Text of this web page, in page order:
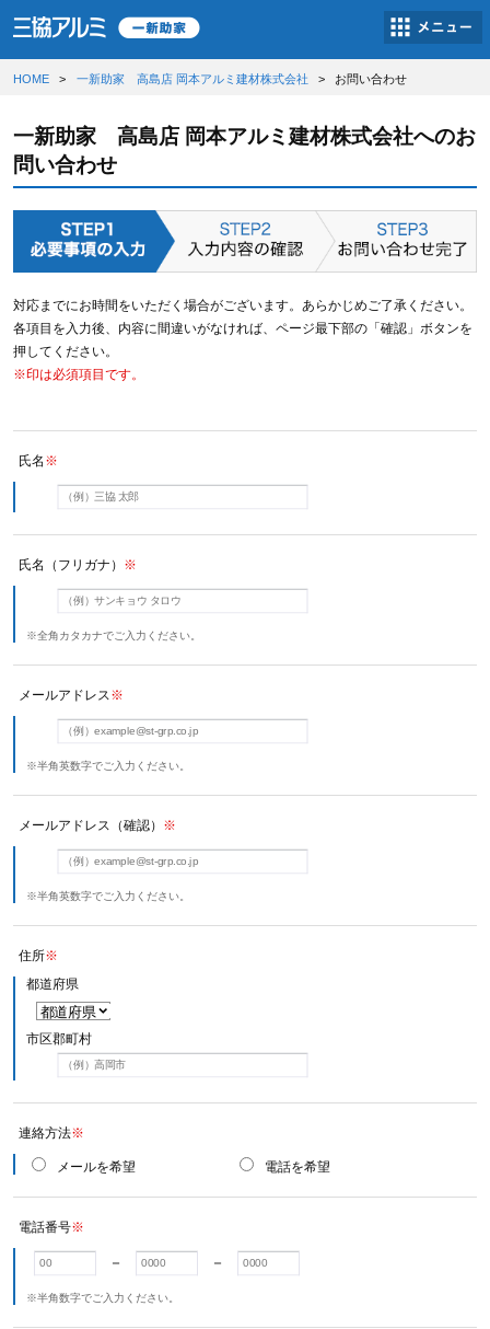
HOME 一新助家 高島店 岡本アルミ建材株式会社 お問い合わせ
一新助家 高島店 岡本アルミ建材株式会社へのお
問い合わせ
対応までにお時間をいただく場合がございます。あらかじめご了承ください。
各項目を入力後、内容に間違いがなければ、ページ最下部の「確認」ボタンを
押してください。
※印は必須項目です。
氏名 ※
氏名（フリガナ） ※
※全角カタカナでご入力ください。
メールアドレス※
※半角英数字でご入力ください。
メールアドレス（確認） ※
※半角英数字でご入力ください。
住所※
都道府県
市区郡町村
連絡方法※
メールを希望 電話を希望
電話番号※
－ －
※半角数字でご入力ください。